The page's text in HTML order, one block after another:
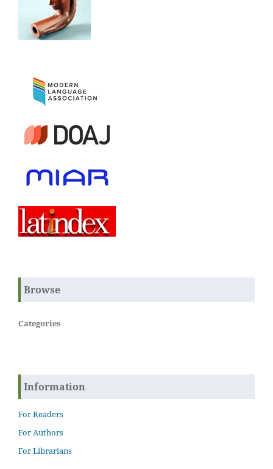
Browse
Categories
Information
For Readers
For Authors
For Librarians